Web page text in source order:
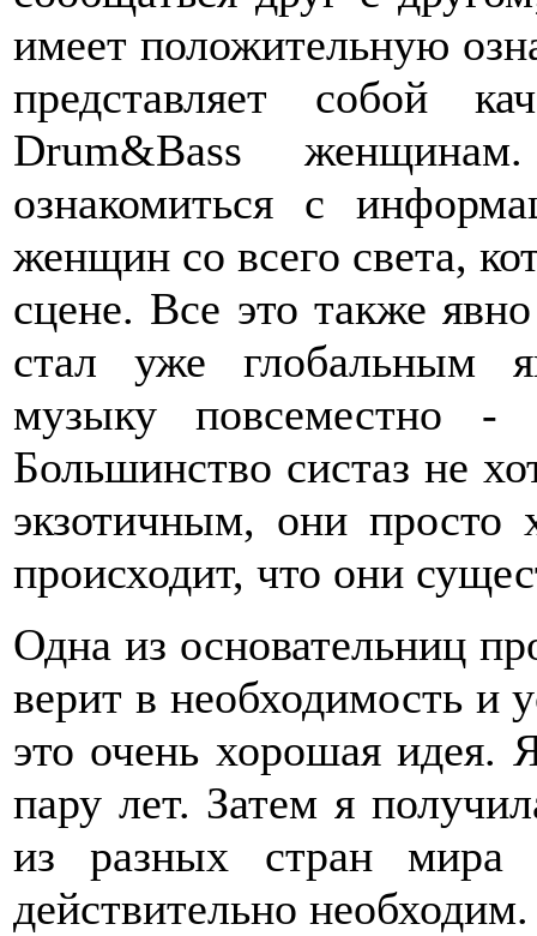
имеет положительную
представляет собой
Drum&Bass
ознакомиться с
женщин со всего света,
сцене. Все это также
стал уже глобальным
музыку повсеместно -
Большинство систаз не
экзотичным, они просто
происходит, что они
Одна из основательниц
верит в необходимость и
это очень хорошая идея.
пару лет. Затем я
из разных стран мира
действительно необходим.